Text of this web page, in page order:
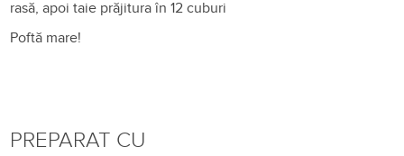
rasă, apoi taie prăjitura în 12 cuburi
Poftă mare!
PREPARAT CU